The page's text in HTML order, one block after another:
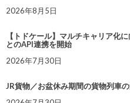
2026年8月5日
【トドケール】マルチキャリア化
とのAPI連携を開始
2026年7月30日
JR貨物／お盆休み期間の貨物列車